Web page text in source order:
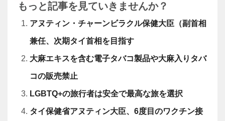
もっと記事を見ていきませんか？
アヌティン・チャーンビラクル保健大臣（副首相
兼任、次期タイ首相を目指す
大麻エキスを含む電子タバコ製品や大麻入りタバ
コの販売禁止
LGBTQ+の旅行者は安全で最高な旅を選択
タイ保健省アヌティン大臣、6度目のワクチン接